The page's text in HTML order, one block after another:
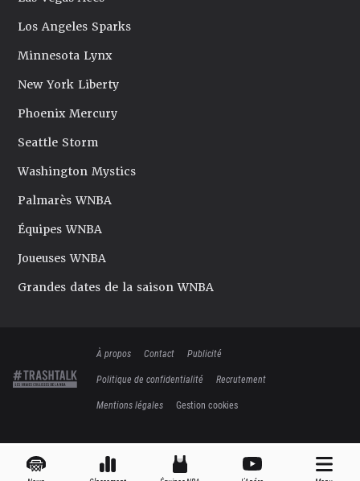
Los Angeles Sparks
Minnesota Lynx
New York Liberty
Phoenix Mercury
Seattle Storm
Washington Mystics
Palmarès WNBA
Équipes WNBA
Joueuses WNBA
Grandes dates de la saison WNBA
À propos Contact
Publicité
Politique de confidentialité
Recrutement
Mentions légales
Gestion cookies